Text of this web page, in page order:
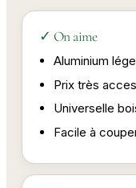
✓ On aime
Aluminium
Prix très
Universelle
Facile à